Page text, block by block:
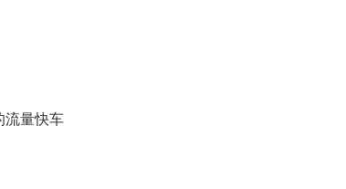
流量快车